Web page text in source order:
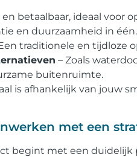
en betaalbaar, ideaal voor
en duurzaamheid in
traditionele en tijdloze
– Zoals
buitenruimte.
is afhankelijk van jouw
met een
begint met een duidelijk